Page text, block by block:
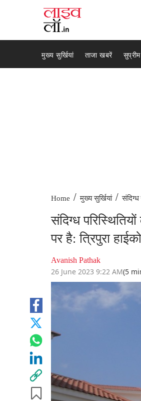
मुख्य सुर्खियां ताजा खबरें सुप्रीम
Home / मुख्य सुर्खियां / संदिग्ध
संदिग्ध
पर है: त्रिपुरा
Avanish Pathak
26 June 2023 9:22 AM(5